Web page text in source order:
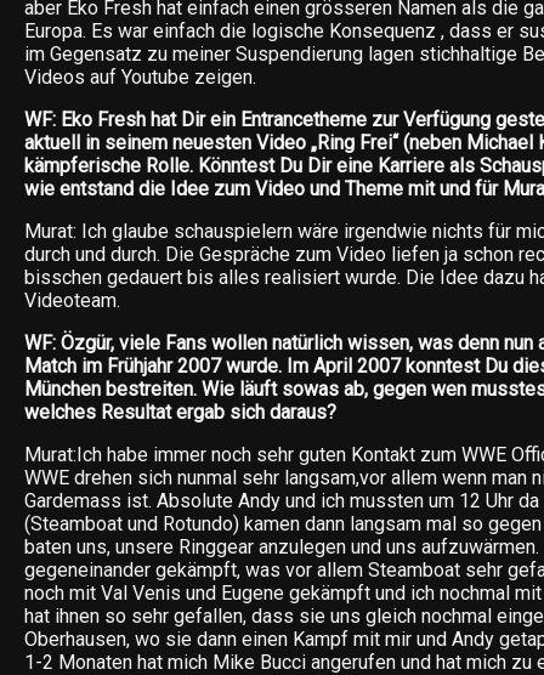
aber Eko Fresh hat einfach einen grösseren Namen als die
Europa. Es war einfach die logische Konsequenz , dass er
im Gegensatz zu meiner Suspendierung lagen stichhaltige
Videos auf Youtube zeigen.
WF: Eko Fresh hat Dir ein Entrancetheme zur Verfügung
aktuell in seinem neuesten Video „Ring Frei“ (neben Michael
kämpferische Rolle. Könntest Du Dir eine Karriere als
wie entstand die Idee zum Video und Theme mit und für
Murat: Ich glaube schauspielern wäre irgendwie nichts für
durch und durch. Die Gespräche zum Video liefen ja schon
bisschen gedauert bis alles realisiert wurde. Die Idee dazu
Videoteam.
WF: Özgür, viele Fans wollen natürlich wissen, was denn nun
Match im Frühjahr 2007 wurde. Im April 2007 konntest Du
München bestreiten. Wie läuft sowas ab, gegen wen
welches Resultat ergab sich daraus?
Murat:Ich habe immer noch sehr guten Kontakt zum WWE
WWE drehen sich nunmal sehr langsam,vor allem wenn man
Gardemass ist. Absolute Andy und ich mussten um 12 Uhr
(Steamboat und Rotundo) kamen dann langsam mal so
baten uns, unsere Ringgear anzulegen und uns
gegeneinander gekämpft, was vor allem Steamboat sehr
noch mit Val Venis und Eugene gekämpft und ich nochmal
hat ihnen so sehr gefallen, dass sie uns gleich nochmal
Oberhausen, wo sie dann einen Kampf mit mir und Andy
1-2 Monaten hat mich Mike Bucci angerufen und hat mich zu